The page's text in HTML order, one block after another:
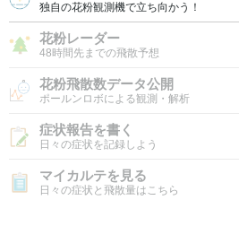
独自の花粉観測機で立ち向かう！
花粉レーダー
48時間先までの飛散予想
花粉飛散数データ公開
ポールンロボによる観測・解析
症状報告を書く
日々の症状を記録しよう
マイカルテを見る
日々の症状と飛散量はこちら